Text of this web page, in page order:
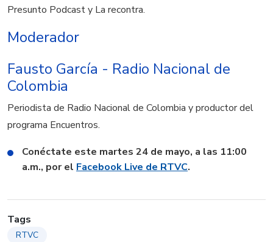
Presunto Podcast y La recontra.
Moderador
Fausto García - Radio Nacional de
Colombia
Periodista de Radio Nacional de Colombia y productor del
programa Encuentros.
Conéctate este martes 24 de mayo, a las 11:00
a.m., por el Facebook Live de RTVC.
Tags
RTVC